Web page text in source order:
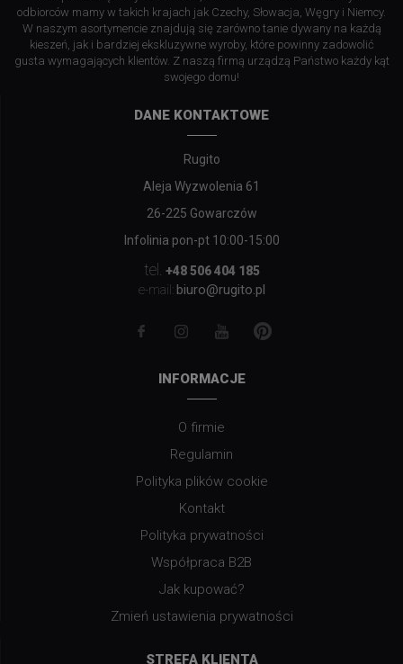
odbiorców mamy w takich krajach jak Czechy, Słowacja, Węgry i Niemcy.
W naszym asortymencie znajdują się zarówno tanie dywany na każdą
kieszeń, jak i bardziej ekskluzywne wyroby, które powinny zadowolić
gusta wymagających klientów. Z naszą firmą urządzą Państwo każdy kąt
swojego domu!
DANE KONTAKTOWE
Rugito
Aleja Wyzwolenia 61
26-225 Gowarczów
Infolinia pon-pt 10:00-15:00
tel.
+48 506 404 185
e-mail: biuro@rugito.pl
INFORMACJE
O firmie
Regulamin
Polityka plików cookie
Kontakt
Polityka prywatności
Współpraca B2B
Jak kupować?
Zmień ustawienia prywatności
STREFA KLIENTA